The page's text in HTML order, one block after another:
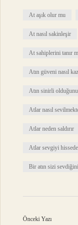
At aşık olur mu
At nasıl sakinleşir
At sahiplerini tanır
Atın güveni nasıl
Atın sinirli olduğunu
Atlar nasıl
Atlar neden saldırır
Atlar sevgiyi
Bir atın sizi sevdiğini
Önceki Yazı